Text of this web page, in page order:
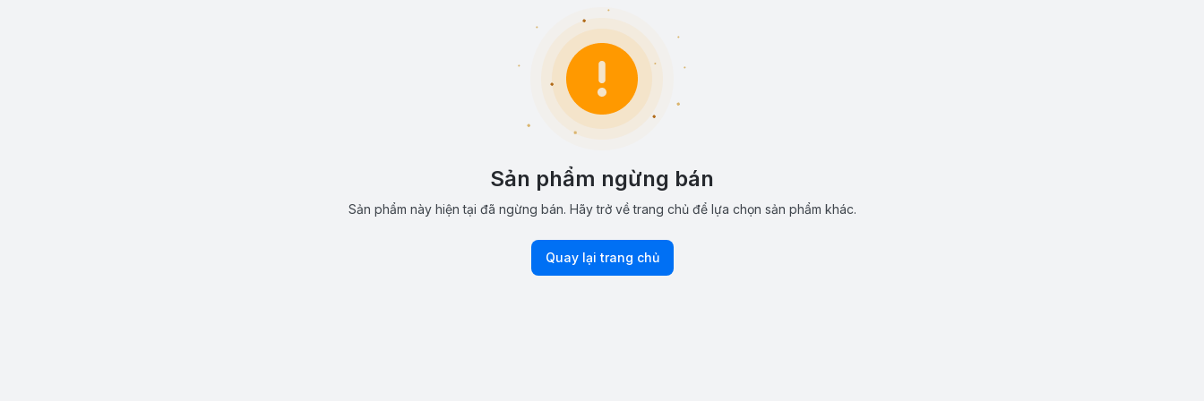
Sản phẩm ngừng bán
Sản phẩm này hiện tại đã ngừng bán. Hãy trở về trang chủ để lựa chọn sản phẩm khác.
Quay lại trang chủ